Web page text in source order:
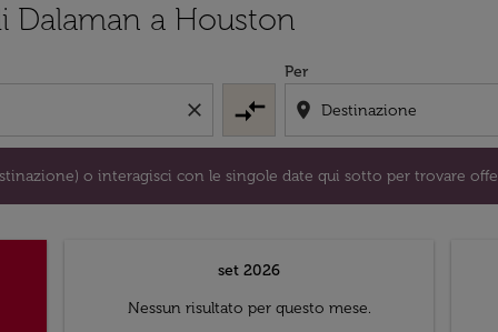
Dalaman a Houston
close compare_arrows
Per
location_on
o interagisci con le singole date qui sotto per trovare
destinazione) o interagisci con le singole date qui sotto
set 2026
Nessun risultato per questo mese.